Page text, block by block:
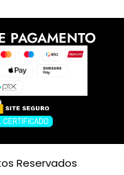
PAGAMENTO
Reservados